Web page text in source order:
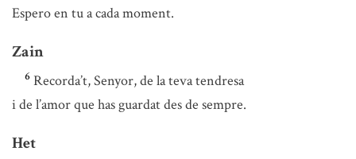
Espero en tu a cada moment.
Zain
6 Recorda’t, Senyor, de la teva tendresa
i de l’amor que has guardat des de sempre.
Het